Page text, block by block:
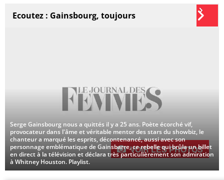
Ecoutez : Gainsbourg, toujours
VOIR LES PHOTOS
Serge Gainsbourg nous a quittés il y a 25 ans. Poète écorché vif,
provocateur dans l'âme et véritable mentor des stars du showbiz, le
chanteur a marqué les esprits, décontenancé, aussi avec son
personnage emblématique de Gainsbarre, ce rebelle qui brûla un billet
en direct à la télévision et déclara très particulièrement son admiration
à Whitney Houston. Playlist.